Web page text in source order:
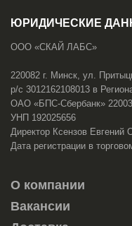
ЮРИДИЧЕСКИЕ
ООО «СКАЙ ЛАБС»
220082 г. Минск, ул.
р/с 3012162108013 в
ОАО «БПС-Сбербанк»
УНП 192025656
Директор Ксензов Евгений
Дата регистрации в
О компании
Вакансии